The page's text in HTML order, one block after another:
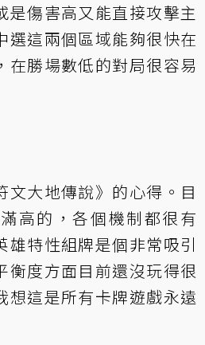
是傷害高又能直接攻擊主
選這兩個區域能夠很快在
在勝場數低的對局很容易
文大地傳說》的心得。目
高的，各個機制都很有
雄特性組牌是個非常吸引
衡度方面目前還沒玩得很
想這是所有卡牌遊戲永遠